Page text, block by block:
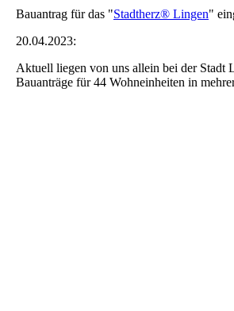
Bauantrag für das "Stadtherz® Lingen"
20.04.2023:
Aktuell liegen von uns allein bei der Stadt
Bauanträge für 44 Wohneinheiten in